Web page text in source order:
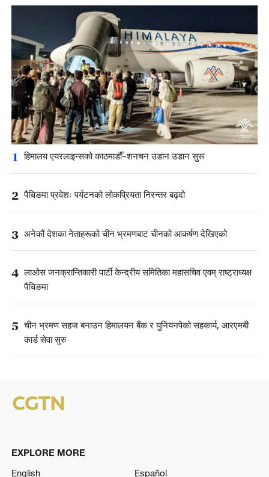
1 हिमालय एयरलाइन्सको काठमाडौँ–शनचन उडान उडान सुरू
2 पैचिङमा प्रवेशः पर्यटनको लोकप्रियता निरन्तर बढ्दो
3 अनेकौं देशका नेताहरूको चीन भ्रमणबाट चीनको आकर्षण देखिएको
4 लाओस जनक्रान्तिकारी पार्टी केन्द्रीय समितिका महासचिव एवम् राष्ट्राध्यक्ष
पैचिङमा
5 चीन भ्रमण सहज बनाउन हिमालयन बैंक र युनियनपेको सहकार्य, आरएमबी
कार्ड सेवा सुरु
EXPLORE MORE
English
Español